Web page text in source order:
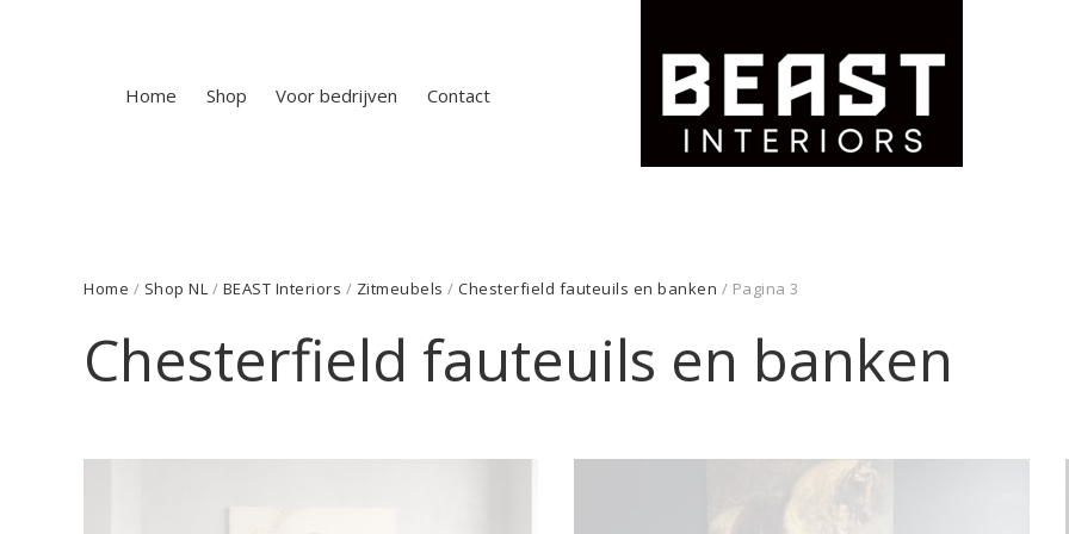
Home Shop Voor bedrijven Contact
Home / Shop NL / BEAST Interiors / Zitmeubels / Chesterfield fauteuils en banken / Pagina 3
Chesterfield fauteuils en banken